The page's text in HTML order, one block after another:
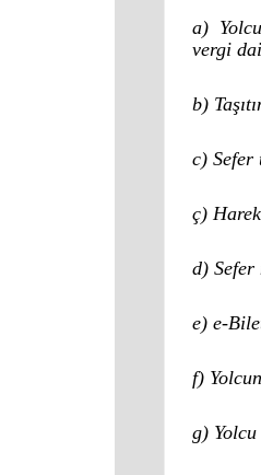
a)
vergi
b)
c) Sefer
ç)
d) Sefer
e) e-
f)
g) Yolcu